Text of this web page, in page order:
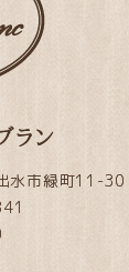
ラン
水市緑町11-30